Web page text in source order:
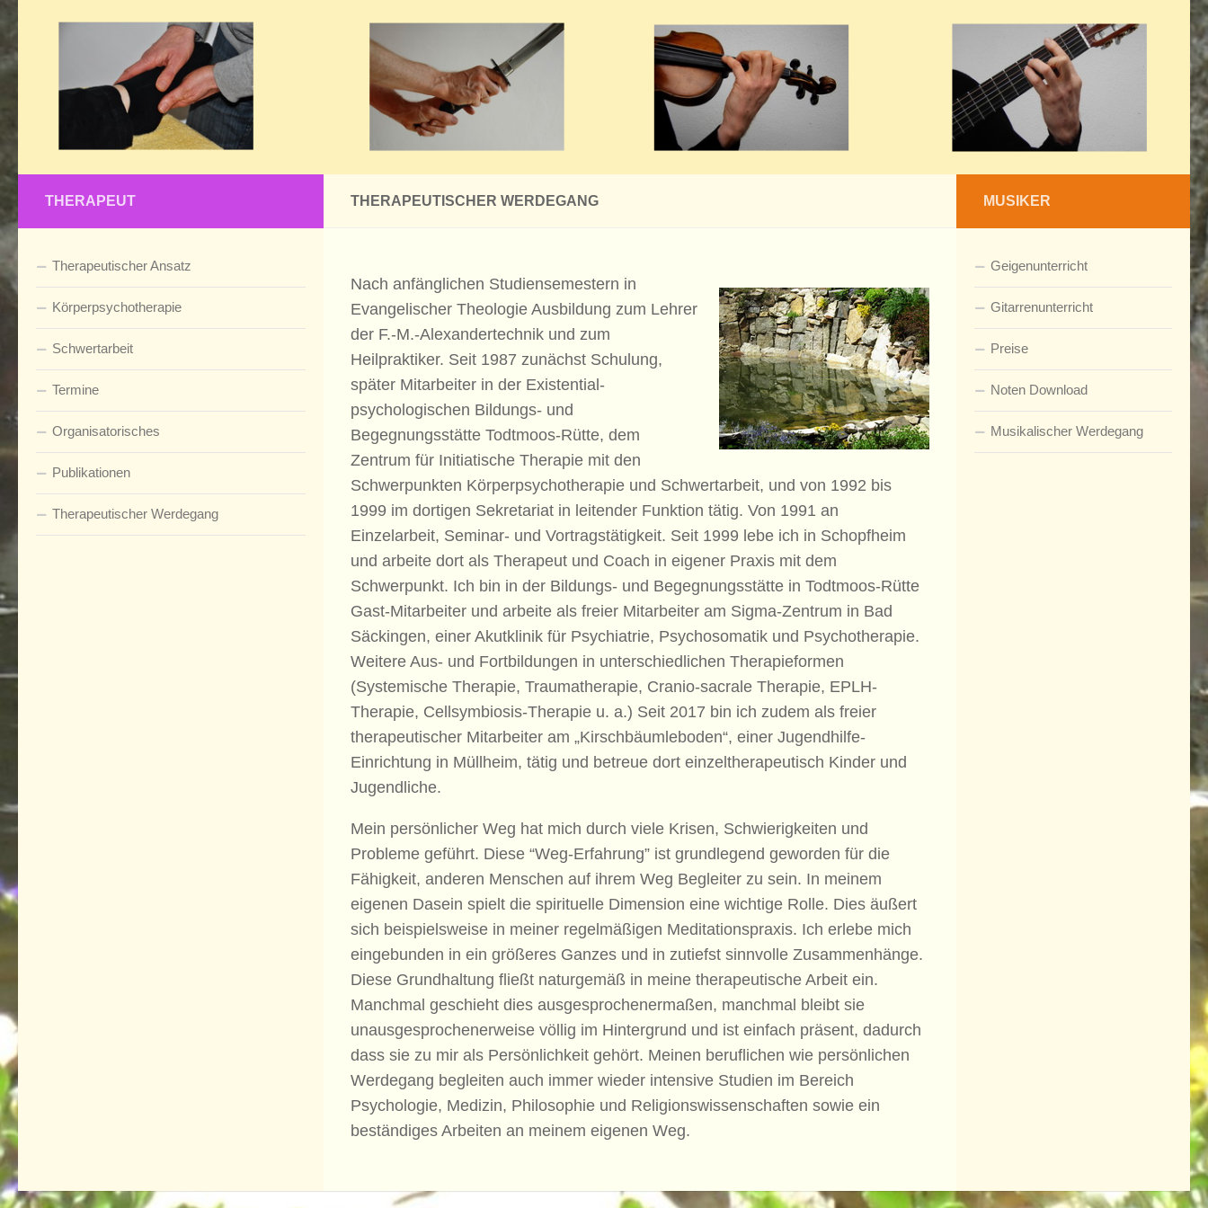
Zum Inhalt springen
THERAPEUTISCHER WERDEGANG
Nach anfänglichen Studiensemestern in
Evangelischer Theologie Ausbildung zum Lehrer
der F.-M.-Alexandertechnik und zum
Heilpraktiker. Seit 1987 zunächst Schulung,
später Mitarbeiter in der Existential-
psychologischen Bildungs- und
Begegnungsstätte Todtmoos-Rütte, dem
Zentrum für Initiatische Therapie mit den
Schwerpunkten Körperpsychotherapie und Schwertarbeit, und von 1992 bis
1999 im dortigen Sekretariat in leitender Funktion tätig. Von 1991 an
Einzelarbeit, Seminar- und Vortragstätigkeit. Seit 1999 lebe ich in Schopfheim
und arbeite dort als Therapeut und Coach in eigener Praxis mit dem
Schwerpunkt. Ich bin in der Bildungs- und Begegnungsstätte in Todtmoos-Rütte
Gast-Mitarbeiter und arbeite als freier Mitarbeiter am Sigma-Zentrum in Bad
Säckingen, einer Akutklinik für Psychiatrie, Psychosomatik und Psychotherapie.
Weitere Aus- und Fortbildungen in unterschiedlichen Therapieformen
(Systemische Therapie, Traumatherapie, Cranio-sacrale Therapie, EPLH-
Therapie, Cellsymbiosis-Therapie u. a.) Seit 2017 bin ich zudem als freier
therapeutischer Mitarbeiter am „Kirschbäumleboden“, einer Jugendhilfe-
Einrichtung in Müllheim, tätig und betreue dort einzeltherapeutisch Kinder und
Jugendliche.
Mein persönlicher Weg hat mich durch viele Krisen, Schwierigkeiten und
Probleme geführt. Diese “Weg-Erfahrung” ist grundlegend geworden für die
Fähigkeit, anderen Menschen auf ihrem Weg Begleiter zu sein. In meinem
eigenen Dasein spielt die spirituelle Dimension eine wichtige Rolle. Dies äußert
sich beispielsweise in meiner regelmäßigen Meditationspraxis. Ich erlebe mich
eingebunden in ein größeres Ganzes und in zutiefst sinnvolle Zusammenhänge.
Diese Grundhaltung fließt naturgemäß in meine therapeutische Arbeit ein.
Manchmal geschieht dies ausgesprochenermaßen, manchmal bleibt sie
unausgesprochenerweise völlig im Hintergrund und ist einfach präsent, dadurch
dass sie zu mir als Persönlichkeit gehört. Meinen beruflichen wie persönlichen
Werdegang begleiten auch immer wieder intensive Studien im Bereich
Psychologie, Medizin, Philosophie und Religionswissenschaften sowie ein
beständiges Arbeiten an meinem eigenen Weg.
THERAPEUT
Therapeutischer Ansatz
Körperpsychotherapie
Schwertarbeit
Termine
Organisatorisches
Publikationen
Therapeutischer Werdegang
MUSIKER
Geigenunterricht
Gitarrenunterricht
Preise
Noten Download
Musikalischer Werdegang